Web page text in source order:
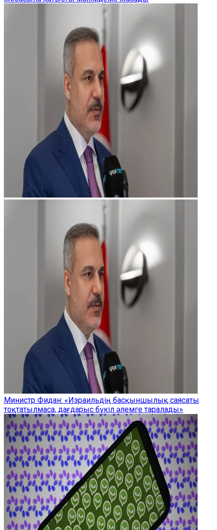
Министр Фидан: «Израильдің басқыншылық саясаты
тоқтатылмаса, дағдарыс бүкіл әлемге таралады»